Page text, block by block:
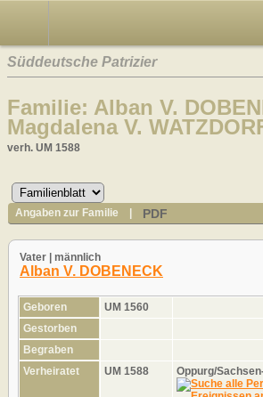
Süddeutsche Patrizier
Familie: Alban V.
Magdalena V.
verh. UM 1588
Angaben zur Familie | PDF
Vater | männlich
Alban V. DOBENECK
Geboren
UM 1560
Gestorben
Begraben
Verheiratet
UM 1588 Oppurg/